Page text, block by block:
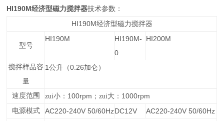
HI190M经济型磁力搅拌器技术参数：
HI190M经济型磁力搅拌器
型号
HI190M
HI190M-
0
HI200M
搅拌样品容
量
1公升（0.26加仑）
速度范围 zui小： 100rpm ；zui大： 1000rpm
电源模式 AC220-240V 50/60HzDC12V AC220-240V 50/60Hz